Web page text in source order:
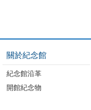
關於紀念館
紀念館沿革
開館紀念物